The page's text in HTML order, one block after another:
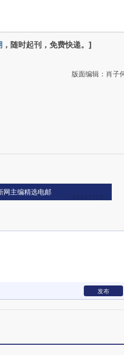
，随时起刊，免费快递。]
版面编辑：肖子
网主编精选电邮
发布